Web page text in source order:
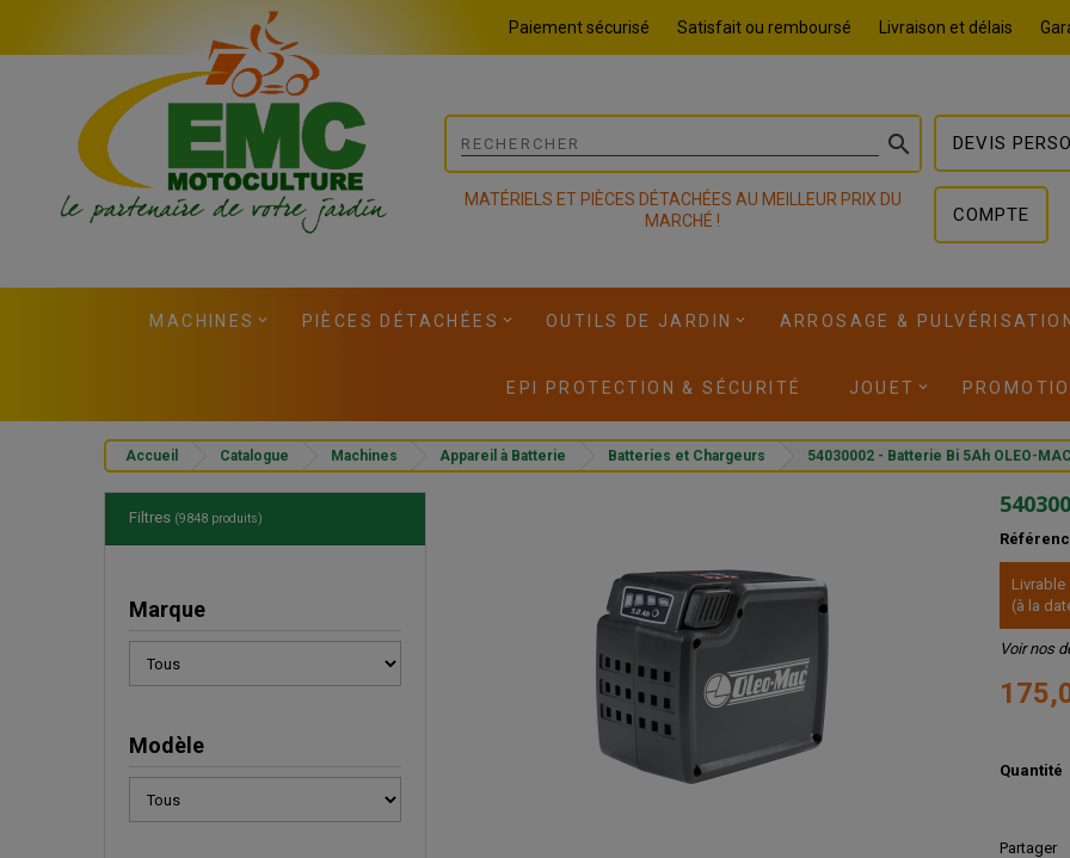
Paiement sécurisé Satisfait ou remboursé Livraison et délais

MATÉRIELS ET PIÈCES DÉTACHÉES AU MEILLEUR PRIX DU
MARCHÉ !
DEVIS
COMPTE
MACHINES PIÈCES DÉTACHÉES OUTILS DE JARDIN ARROSAGE &
EPI PROTECTION & SÉCURITÉ JOUET
Accueil Catalogue Machines Appareil à Batterie Batteries et Chargeurs 54030002 - Batterie Bi 5Ah OLEO-
Filtres (9848 produits)
Marque
Modèle
Livrable
(à la
Voir nos
Quantité
Partager